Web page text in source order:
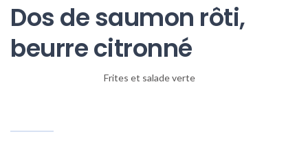
Dos de saumon rôti,
beurre citronné
Frites et salade verte